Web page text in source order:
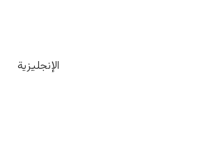
الإنجليزية